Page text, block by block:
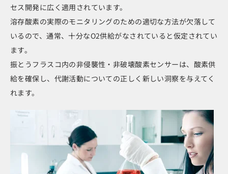
セス開発に広く適用されています。
溶存酸素の実際のモニタリングのための適切な方法が欠落して
いるので、通常、十分なO2供給がなされていると仮定されてい
ます。
振とうフラスコ内の非侵襲性・非破壊酸素センサーは、酸素供
給を確保し、代謝活動についての正しく新しい洞察を与えてく
れます。